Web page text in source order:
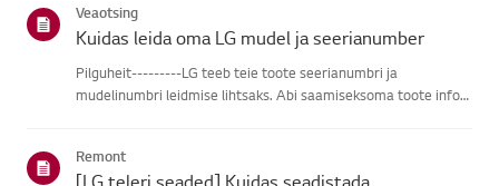
Veaotsing
Kuidas leida oma LG mudel ja seerianumber
Pilguheit---------LG teeb teie toote seerianumbri ja
mudelinumbri leidmise lihtsaks. Abi saamiseksoma toote info
võiva...
Remont
[LG teleri seaded] Kuidas seadistada